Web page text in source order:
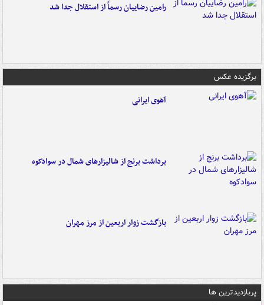
رامین رضاییان رسماً از استقلال جدا شد
برگزیده عکس
آهوی ایرانی
برداشت برنج از شالیزارهای شمال در سوادکوه
بازگشت زوار اربعین از مرز مهران
پربازدیدترین ها